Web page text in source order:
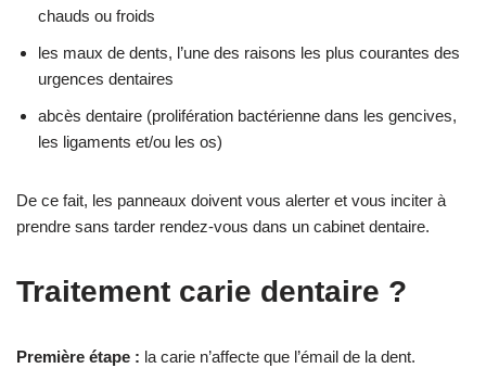
chauds ou froids
les maux de dents, l’une des raisons les plus courantes des
urgences dentaires
abcès dentaire (prolifération bactérienne dans les gencives,
les ligaments et/ou les os)
De ce fait, les panneaux doivent vous alerter et vous inciter à
prendre sans tarder rendez-vous dans un cabinet dentaire.
Traitement carie dentaire ?
Première étape : la carie n’affecte que l’émail de la dent.